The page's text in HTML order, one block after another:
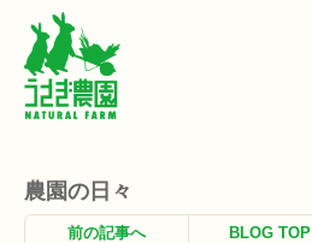
農園の日々
前の記事へ BLOG TOP